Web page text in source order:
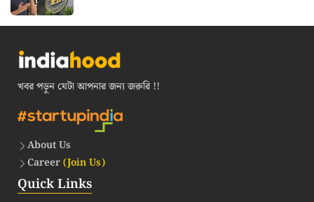
খবর পড়ুন যেটা আপনার জন্য জরুরি !!
About Us
Career(Join Us)
Quick Links